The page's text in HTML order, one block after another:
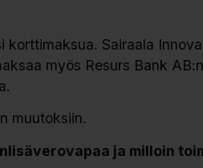
korttimaksua. Sairaala
myös Resurs Bank
muutoksiin.
ja milloin